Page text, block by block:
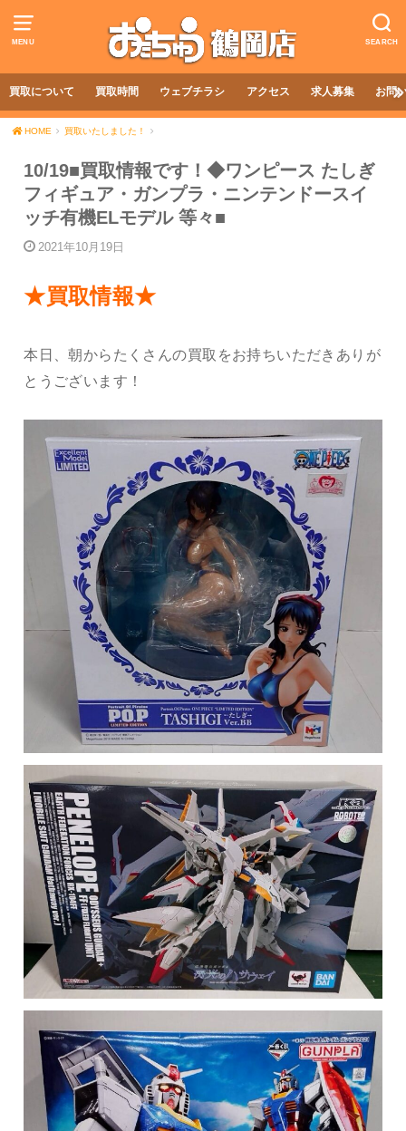
MENU SEARCH
買取について 買取時間 ウェブチラシ アクセス 求人募集 お問
HOME 買取いたしました！
10/19■買取情報です！◆ワンピース たしぎ
フィギュア・ガンプラ・ニンテンドースイ
ッチ有機ELモデル 等々■
2021年10月19日
★買取情報★
本日、朝からたくさんの買取をお持ちいただきありが
とうございます！